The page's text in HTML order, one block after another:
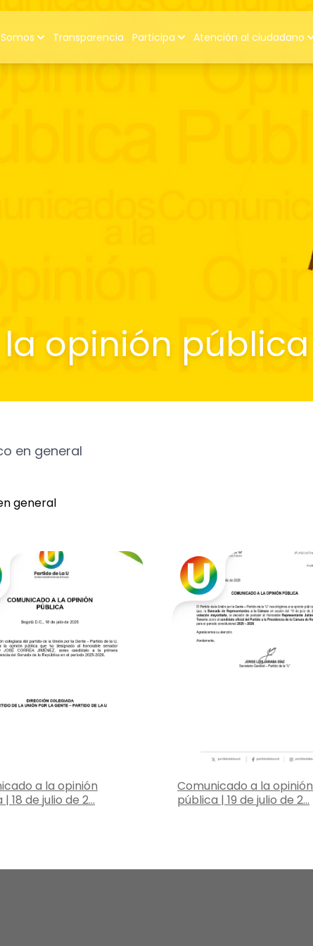
Transparencia Participa Atención al ciudadano
opinión pública
en general
general
MÁS ↗
a la opinión
18 de julio de 2...
SABER MÁS ↗
Comunicado a la opinión
pública | 19 de julio de 2...